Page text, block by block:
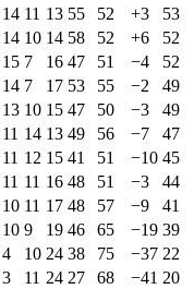
14 11 13 55 52 +3
53
14 10 14 58 52 +6
52
15 7 16 47 51 −4
52
14 7 17 53 55 −2
49
13 10 15 47 50 −3
49
11 14 13 49 56 −7
47
11 12 15 41 51 −10 45
11 11 16 48 51 −3
44
10 11 17 48 57 −9
41
10 9 19 46 65 −19 39
4 10 24 38 75 −37 22
3 11 24 27 68 −41 20